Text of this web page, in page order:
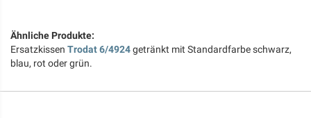
Ähnliche Produkte:
Ersatzkissen Trodat 6/4924getränkt mit Standardfarbe schwarz,
blau, rot oder grün.